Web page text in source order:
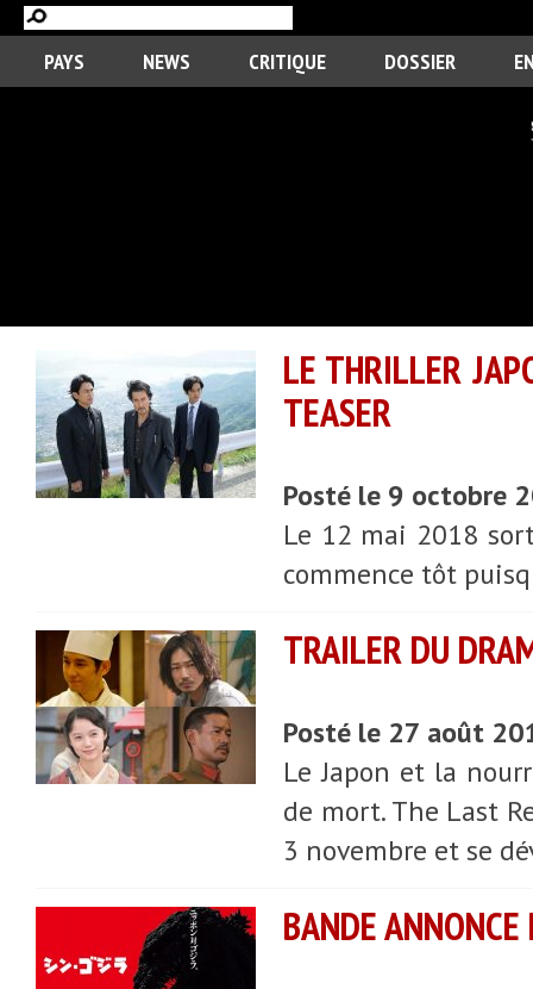
PAYS NEWS CRITIQUE DOSSIER
LE THRILLER
TEASER
Posté le 9 octobre
Le 12 mai 2018
commence tôt
TRAILER DU
Posté le 27 août
Le Japon et la
de mort. The Last
3 novembre et se
BANDE